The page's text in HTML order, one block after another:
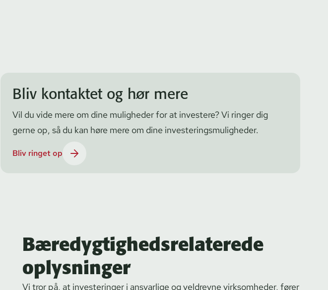
Bliv kontaktet og hør mere
Vil du vide mere om dine muligheder for at investere? Vi ringer dig
gerne op, så du kan høre mere om dine in­ve­ste­rings­mu­lig­he­der.
Bliv ringet op
Bæredygtighedsrelaterede
oplysninger
Vi tror på, at investeringer i ansvarlige og veldrevne virksomheder, fører